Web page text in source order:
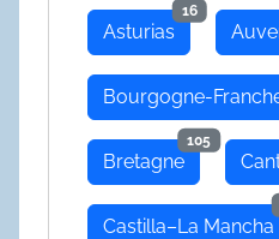
Asturias
16
Bourgogne-
Bretagne
105
Castilla–La Mancha